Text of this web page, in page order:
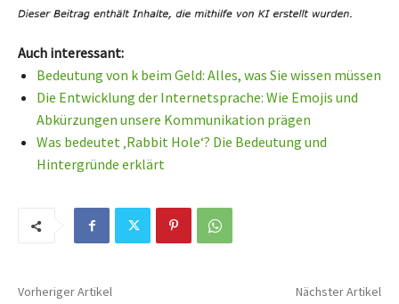
Auch interessant:
Bedeutung von k beim Geld: Alles, was Sie wissen müssen
Die Entwicklung der Internetsprache: Wie Emojis und
Abkürzungen unsere Kommunikation prägen
Was bedeutet ‚Rabbit Hole‘? Die Bedeutung und
Hintergründe erklärt
Vorheriger Artikel Nächster Artikel